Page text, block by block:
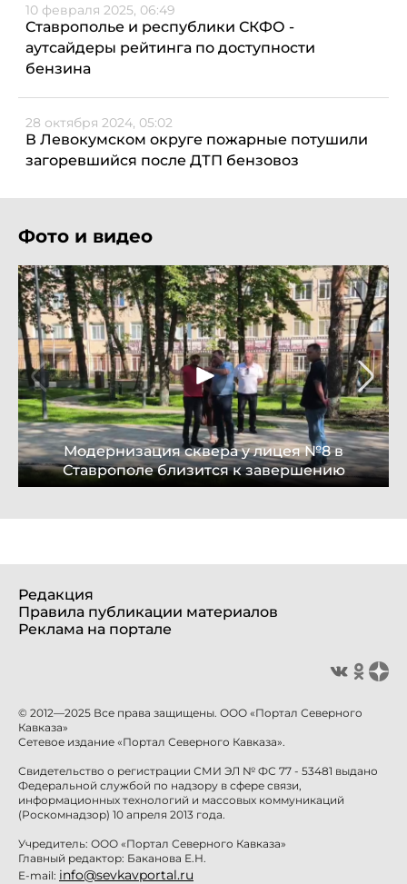
10 февраля 2025, 06:49
Ставрополье и республики СКФО -
аутсайдеры рейтинга по доступности
бензина
28 октября 2024, 05:02
В Левокумском округе пожарные потушили
загоревшийся после ДТП бензовоз
Фото и видео
Модернизация сквера у лицея №8 в
Ставрополе близится к завершению
Редакция
Правила публикации материалов
Реклама на портале
© 2012—2025 Все права защищены. ООО «Портал Северного
Кавказа»
Сетевое издание «Портал Северного Кавказа».
Свидетельство о регистрации СМИ ЭЛ № ФС 77 - 53481 выдано
Федеральной службой по надзору в сфере связи,
информационных технологий и массовых коммуникаций
(Роскомнадзор) 10 апреля 2013 года.
Учредитель: ООО «Портал Северного Кавказа»
Главный редактор: Баканова Е.Н.
E-mail: info@sevkavportal.ru